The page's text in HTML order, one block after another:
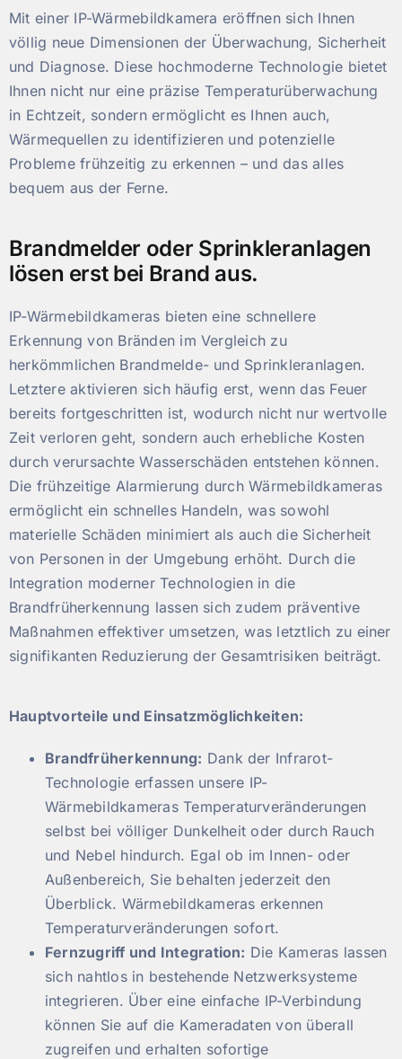
Mit einer IP-Wärmebildkamera eröffnen sich Ihnen
völlig neue Dimensionen der Überwachung, Sicherheit
und Diagnose. Diese hochmoderne Technologie bietet
Ihnen nicht nur eine präzise Temperaturüberwachung
in Echtzeit, sondern ermöglicht es Ihnen auch,
Wärmequellen zu identifizieren und potenzielle
Probleme frühzeitig zu erkennen – und das alles
bequem aus der Ferne.
Brandmelder oder Sprinkleranlagen
lösen erst bei Brand aus.
IP-Wärmebildkameras bieten eine schnellere
Erkennung von Bränden im Vergleich zu
herkömmlichen Brandmelde- und Sprinkleranlagen.
Letztere aktivieren sich häufig erst, wenn das Feuer
bereits fortgeschritten ist, wodurch nicht nur wertvolle
Zeit verloren geht, sondern auch erhebliche Kosten
durch verursachte Wasserschäden entstehen können.
Die frühzeitige Alarmierung durch Wärmebildkameras
ermöglicht ein schnelles Handeln, was sowohl
materielle Schäden minimiert als auch die Sicherheit
von Personen in der Umgebung erhöht. Durch die
Integration moderner Technologien in die
Brandfrüherkennung lassen sich zudem präventive
Maßnahmen effektiver umsetzen, was letztlich zu einer
signifikanten Reduzierung der Gesamtrisiken beiträgt.
Hauptvorteile und Einsatzmöglichkeiten:
Brandfrüherkennung: Dank der Infrarot-
Technologie erfassen unsere IP-
Wärmebildkameras Temperaturveränderungen
selbst bei völliger Dunkelheit oder durch Rauch
und Nebel hindurch. Egal ob im Innen- oder
Außenbereich, Sie behalten jederzeit den
Überblick. Wärmebildkameras erkennen
Temperaturveränderungen sofort.
Fernzugriff und Integration: Die Kameras lassen
sich nahtlos in bestehende Netzwerksysteme
integrieren. Über eine einfache IP-Verbindung
können Sie auf die Kameradaten von überall
zugreifen und erhalten sofortige